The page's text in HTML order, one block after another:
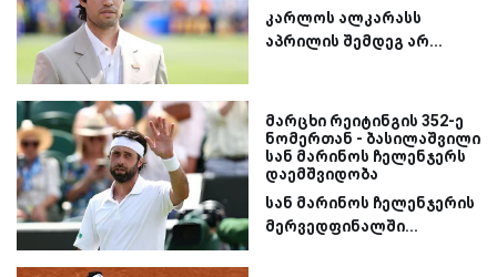
კარლოს ალკარასს
აპრილის შემდეგ არ...
მარცხი რეიტინგის 352-ე
ნომერთან - ბასილაშვილი
სან მარინოს ჩელენჯერს
დაემშვიდობა
სან მარინოს ჩელენჯერის
მერვედფინალში...